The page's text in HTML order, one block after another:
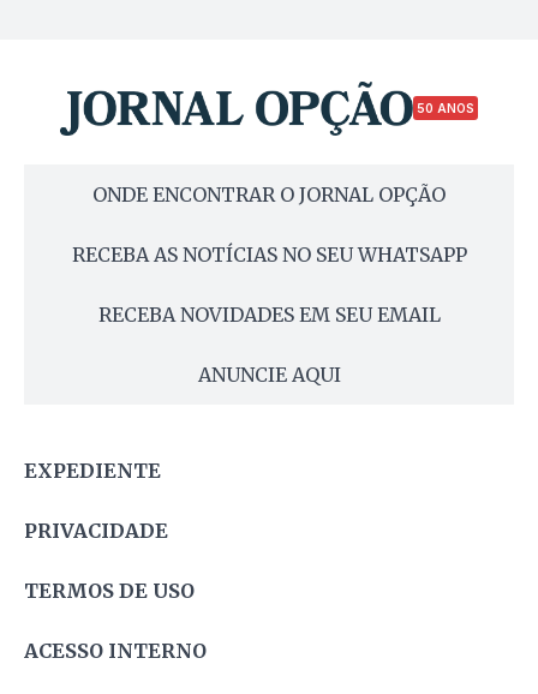
50 ANOS
ONDE ENCONTRAR O JORNAL OPÇÃO
RECEBA AS NOTÍCIAS NO SEU WHATSAPP
RECEBA NOVIDADES EM SEU EMAIL
ANUNCIE AQUI
EXPEDIENTE
PRIVACIDADE
TERMOS DE USO
ACESSO INTERNO